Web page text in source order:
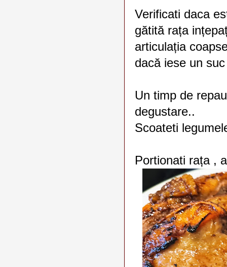
Verificati daca
gătită rața
articulația
dacă iese un
Un timp de
degustare..
Scoateti
Portionati rața ,